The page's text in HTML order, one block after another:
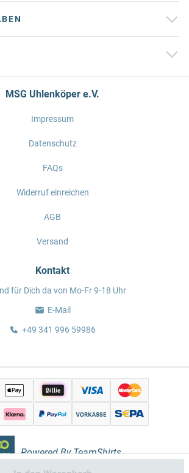
MSG Uhlenköper e.V.
Impressum
Datenschutz
FAQs
Widerruf einreichen
AGB
Versand
Kontakt
für Dich da von Mo-Fr 9-18 Uhr
E-Mail
+49 341 996 59986
Powered By TeamShirts.